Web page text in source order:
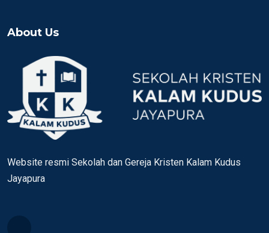
About Us
Website resmi Sekolah dan Gereja Kristen Kalam Kudus
Jayapura